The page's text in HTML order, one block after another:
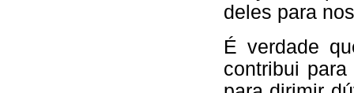
deles para
É verdade
contribui